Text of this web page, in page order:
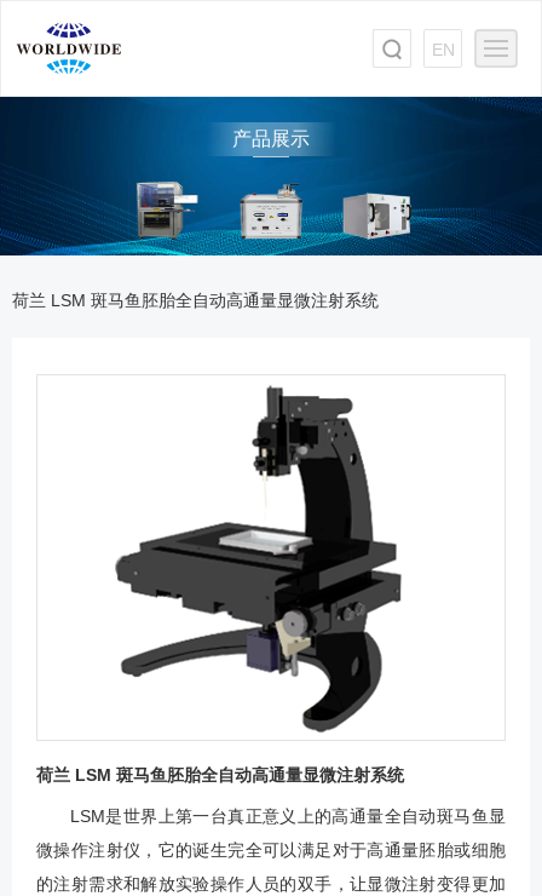
EN
产品展示
荷兰 LSM 斑马鱼胚胎全自动高通量显微注射系统
荷兰 LSM 斑马鱼胚胎全自动高通量显微注射系统
LSM是世界上第一台真正意义上的高通量全自动斑马鱼显
微操作注射仪，它的诞生完全可以满足对于高通量胚胎或细胞
的注射需求和解放实验操作人员的双手，让显微注射变得更加